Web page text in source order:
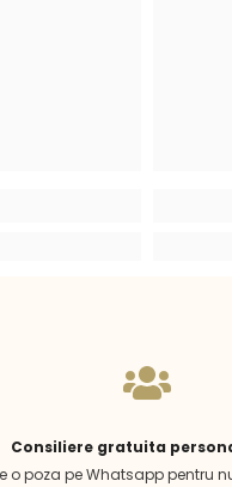
Consiliere gratuita
o poza pe Whatsapp pentru